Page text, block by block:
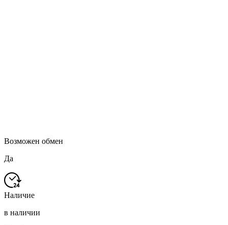
Возможен обмен
Да
Наличие
в наличии